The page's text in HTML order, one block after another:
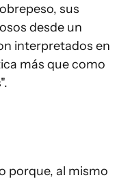
sus
desde un
interpretados en
más que como
porque, al mismo